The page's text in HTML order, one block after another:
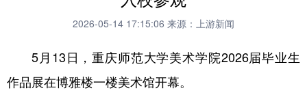
2026-05-14 17:15:06 来源：上游新闻
5月13日，重庆师范大学美术学院2026届毕业生
作品展在博雅楼一楼美术馆开幕。